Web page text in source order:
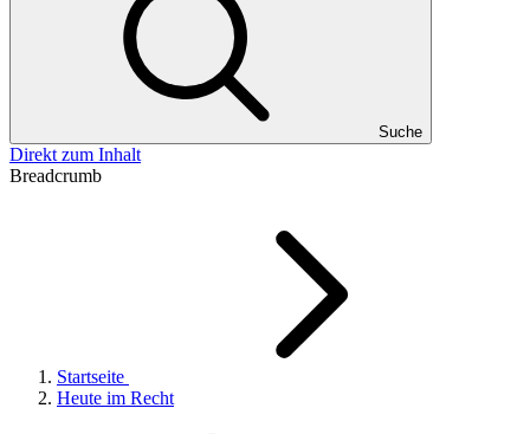
Suche
Direkt zum Inhalt
Breadcrumb
Startseite
Heute im Recht